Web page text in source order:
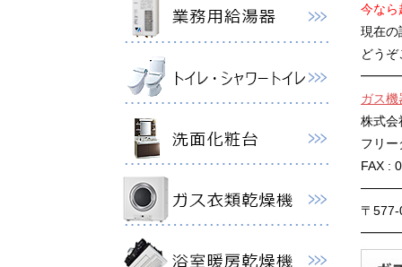
今なら
現在の
どう
ガス
株式会
フリ
FAX :
〒